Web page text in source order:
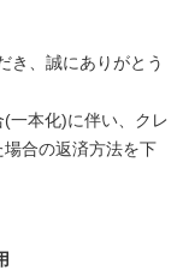
き、誠にありがとう
一本化)に伴い、クレ
合の返済方法を下